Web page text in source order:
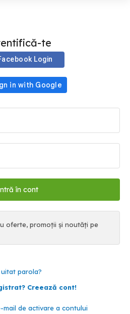
te
Login
oferte, promoții și noutăți pe
uitat parola?
Creează cont!
mail de activare a contului